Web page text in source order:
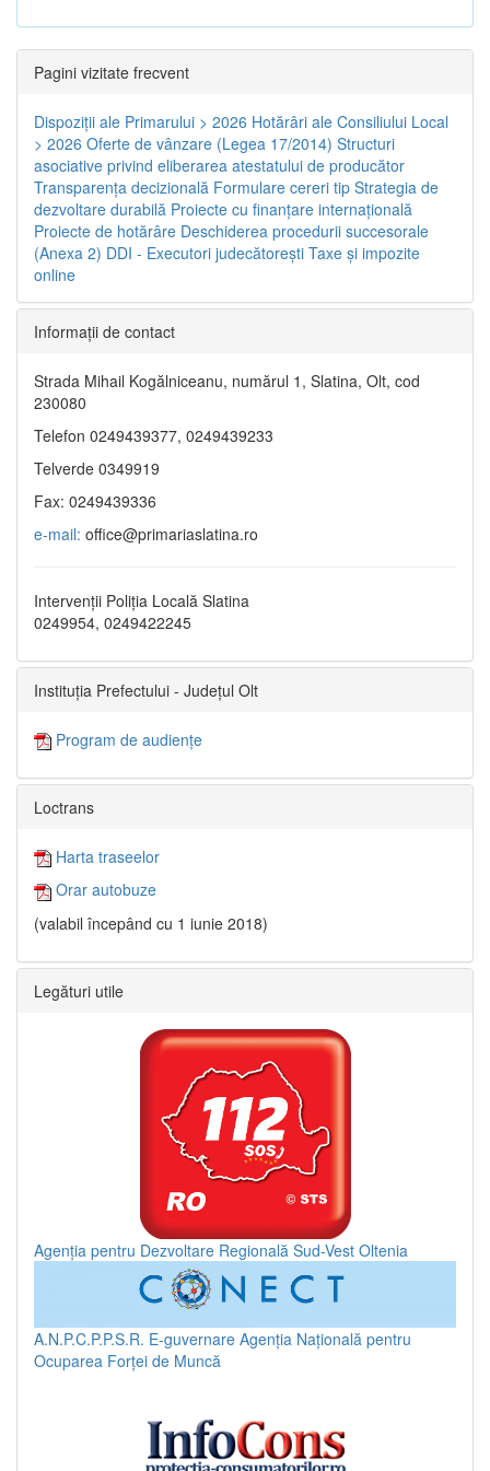
Pagini vizitate frecvent
Dispoziţii ale Primarului > 2026 Hotărâri ale Consiliului Local
> 2026 Oferte de vânzare (Legea 17/2014) Structuri
asociative privind eliberarea atestatului de producător
Transparenţa decizională Formulare cereri tip Strategia de
dezvoltare durabilă Proiecte cu finanţare internaţională
Proiecte de hotărâre Deschiderea procedurii succesorale
(Anexa 2) DDI - Executori judecătorești Taxe şi impozite
online
Informaţii de contact
Strada Mihail Kogălniceanu, numărul 1, Slatina, Olt, cod
230080
Telefon 0249439377, 0249439233
Telverde 0349919
Fax: 0249439336
e-mail: office@primariaslatina.ro
Intervenții Poliția Locală Slatina
0249954, 0249422245
Instituția Prefectului - Județul Olt
Program de audiențe
Loctrans
Harta traseelor
Orar autobuze
(valabil începând cu 1 iunie 2018)
Legături utile
Agenția pentru Dezvoltare Regională Sud-Vest Oltenia
A.N.P.C.P.P.S.R. E-guvernare Agenția Națională pentru
Ocuparea Forței de Muncă